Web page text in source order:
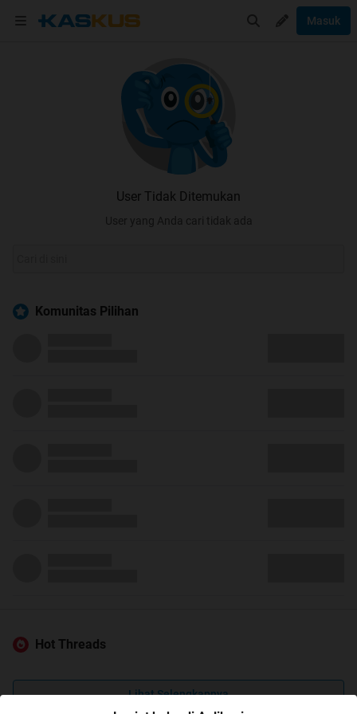
Masuk
User Tidak Ditemukan
User yang Anda cari tidak ada
Komunitas Pilihan
Hot Threads
Lihat Selengkapnya